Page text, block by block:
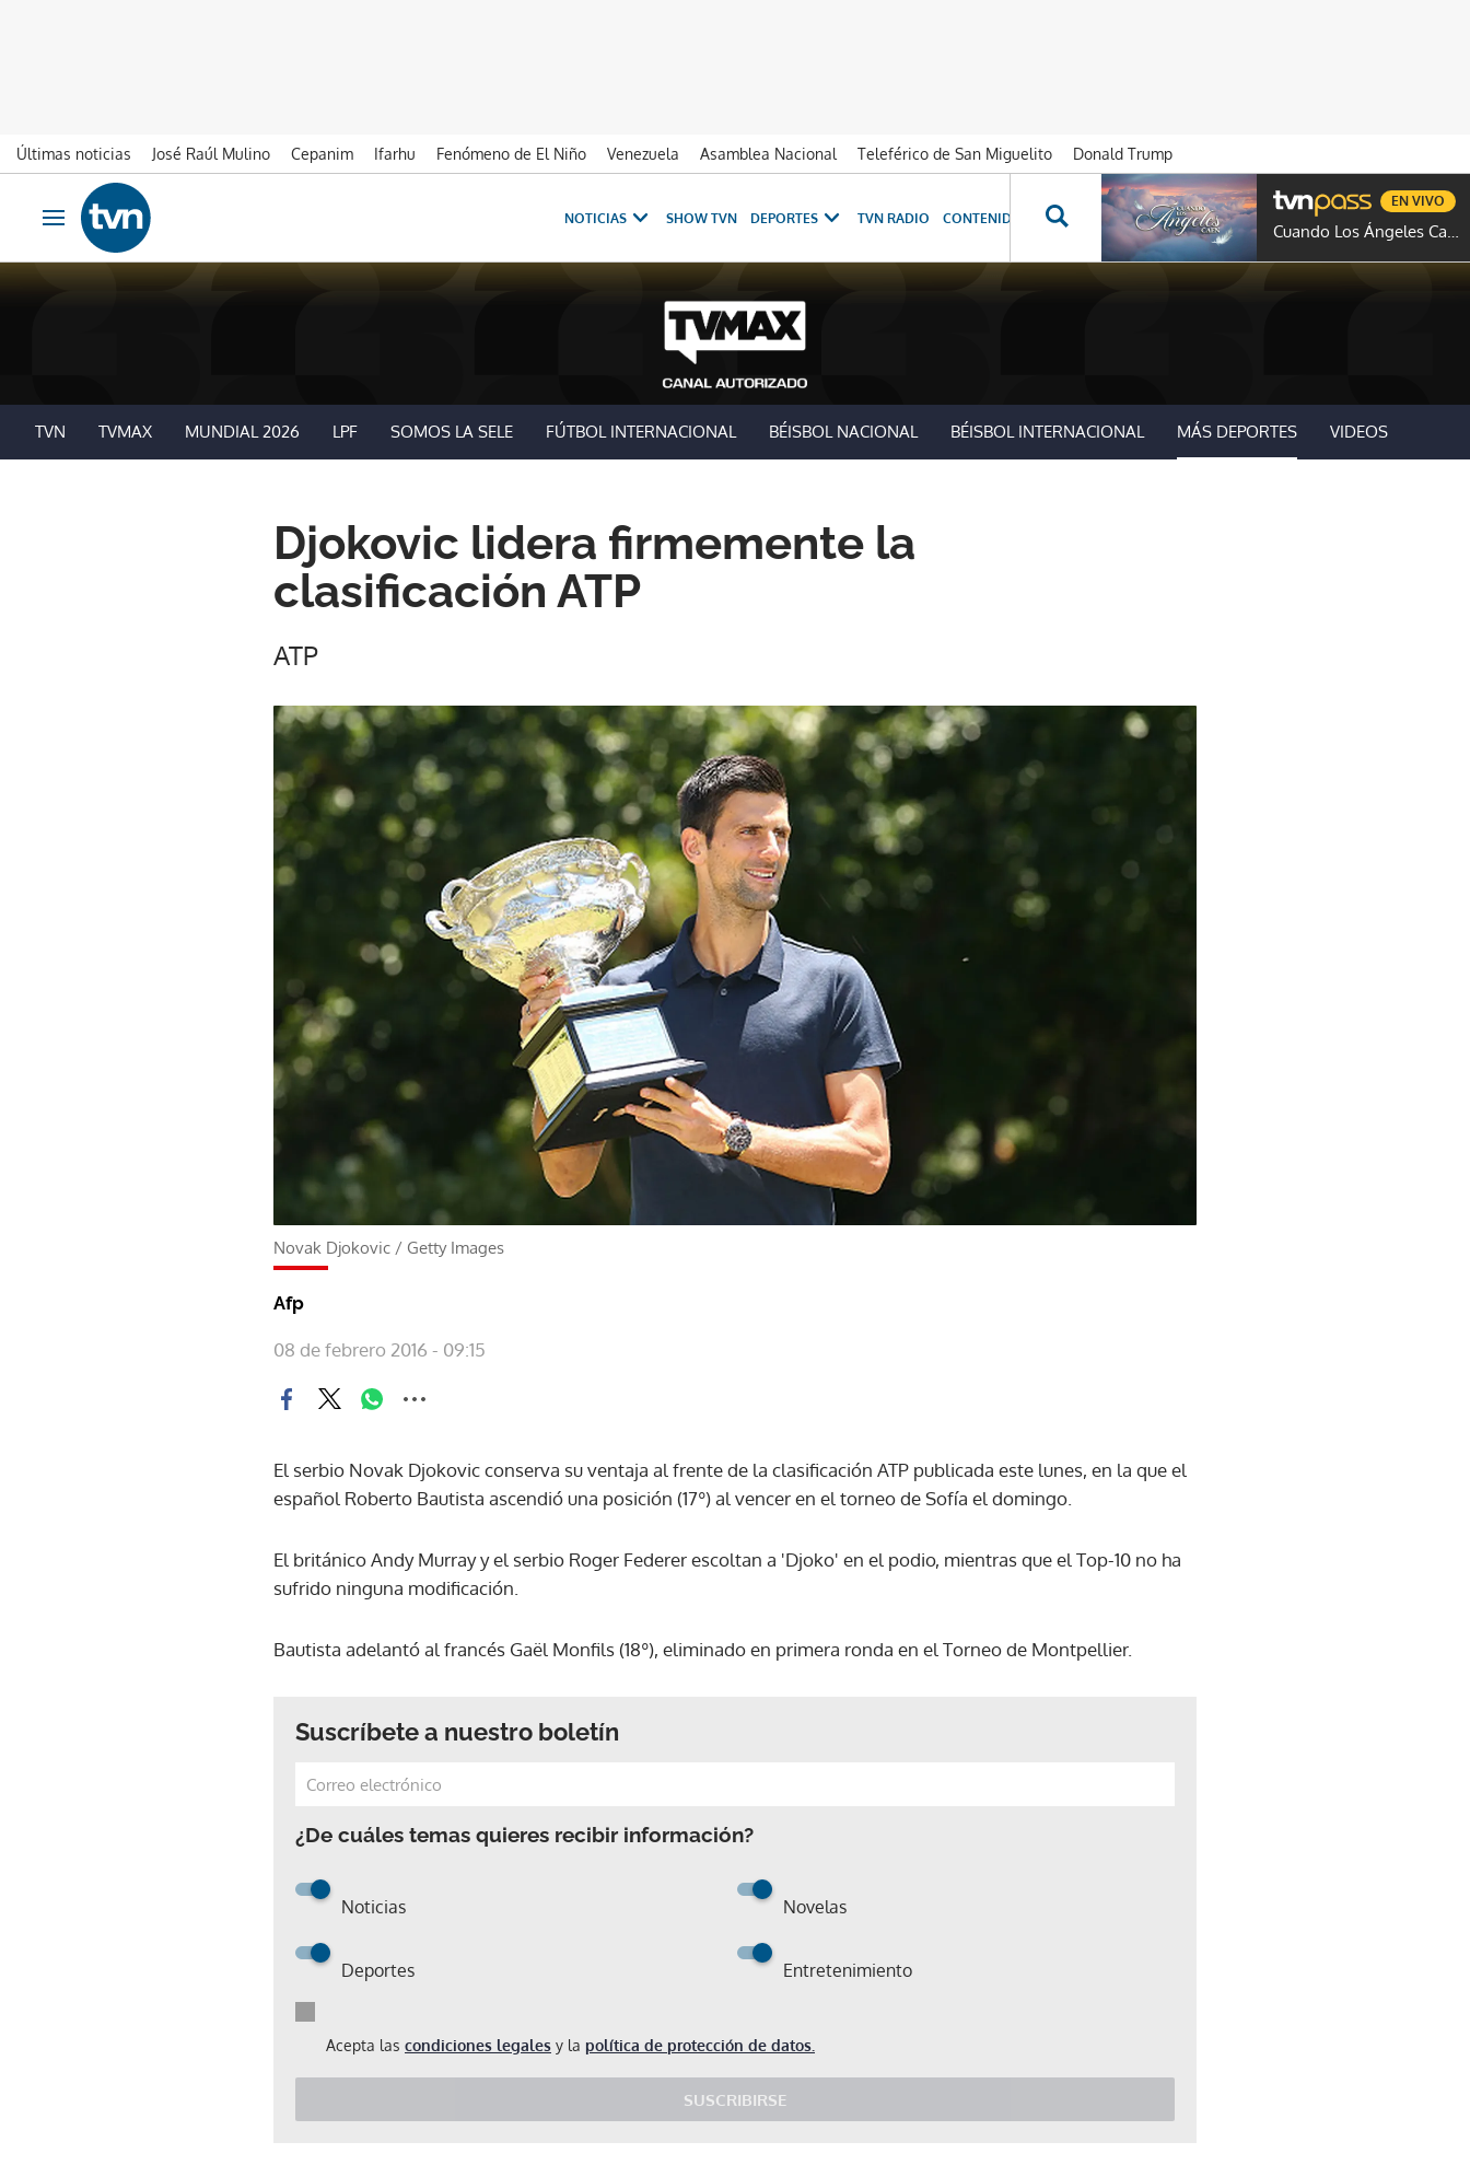
Últimas noticias José Raúl Mulino Cepanim Ifarhu Fenómeno de El Niño Venezuela Asamblea Nacional Teleférico de San Miguelito
Donald Trump
Ir al contenido
Obrir navegació
NOTICIAS SHOW TVN DEPORTES TVN RADIO CONTENIDOS ESPECIALES NOVELAS PROGRAMAS GENTE TVN
Cuando Los Ángeles Caen
EN VIVO
TVN TVMAX MUNDIAL 2026 LPF SOMOS LA SELE FÚTBOL INTERNACIONAL BÉISBOL NACIONAL BÉISBOL INTERNACIONAL MÁS DEPORTES VIDEOS
Djokovic lidera firmemente la
clasificación ATP
ATP
Novak Djokovic / Getty Images
Afp
08 de febrero 2016 - 09:15
El serbio Novak Djokovic conserva su ventaja al frente de la clasificación ATP publicada este lunes, en la que el
español Roberto Bautista ascendió una posición (17º) al vencer en el torneo de Sofía el domingo.
El británico Andy Murray y el serbio Roger Federer escoltan a 'Djoko' en el podio, mientras que el Top-10 no ha
sufrido ninguna modificación.
Bautista adelantó al francés Gaël Monfils (18º), eliminado en primera ronda en el Torneo de Montpellier.
Suscríbete a nuestro boletín
¿De cuáles temas quieres recibir información?
Noticias Novelas
Deportes Entretenimiento
Acepta las condiciones legales y la política de protección de datos.
SUSCRIBIRSE